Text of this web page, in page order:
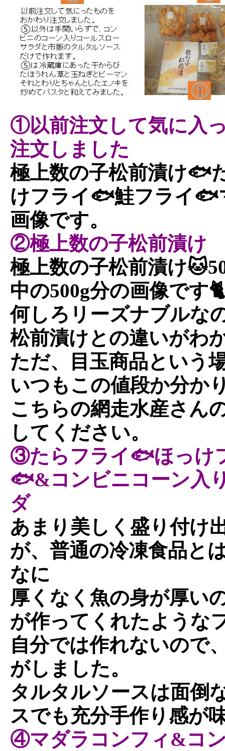
①以前注文して気に入
注文しました
極上数の子松前漬け🐟
けフライ🐟鮭フライ🐟
画像です。
②極上数の子松前漬け
極上数の子松前漬け
中の500g分の画像です🐈
何しろリーズナブルな
松前漬けとの違いがわ
ただ、目玉商品という
いつもこの値段か分か
こちらの網走水産さん
してください。
③たらフライ🐟ほっけ
🐟&コンビニコーン入
ダ
あまり美しく盛り付け
が、普通の冷凍食品と
なに
厚くなく魚の身が厚い
が作ってくれたような
自分では作れないので
がしました。
タルタルソースは面倒
スでも充分手作り感が
④マダラコンフィ&コ